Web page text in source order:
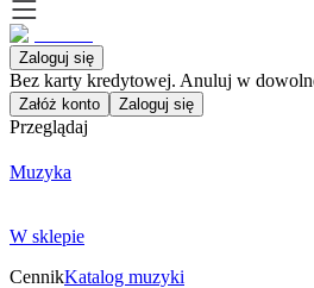
Zaloguj się
Bez karty kredytowej. Anuluj w
Załóż konto Zaloguj się
Przeglądaj
Muzyka
W sklepie
CennikKatalog muzyki